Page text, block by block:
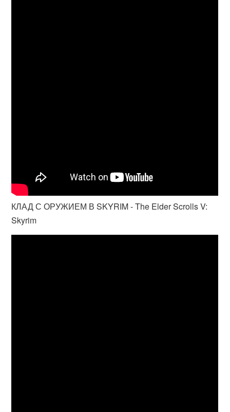
КЛАД С ОРУЖИЕМ В SKYRIM - The Elder Scrolls V:
Skyrim